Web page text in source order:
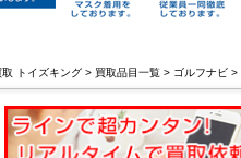
取 トイズキング > 買取品目一覧 > ゴルフナビ >